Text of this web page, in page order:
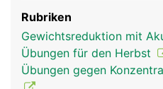
Rubriken
Gewichtsreduktion mit
Übungen für den Herbst
Übungen gegen